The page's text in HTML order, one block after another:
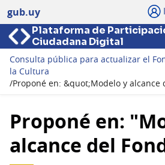
gub.uy
Plataforma de
Ciudadana Digital
Consulta pública para actualizar el
la Cultura
/Proponé en: &quot;Modelo y alcance
Proponé en:
alcance del